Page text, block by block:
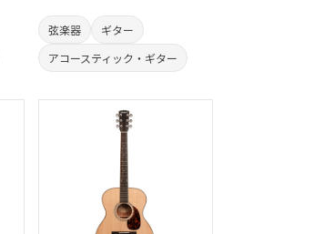
弦楽器
ギター
アコースティック・ギター